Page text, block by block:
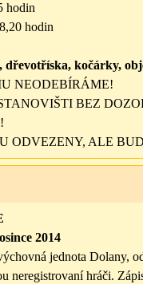
hodin
hodin
dřevotříska, kočárky,
NEODEBÍRÁME!
BEZ
ODVEZENY, ALE
2014
jednota Dolany,
neregistrovaní hráči.